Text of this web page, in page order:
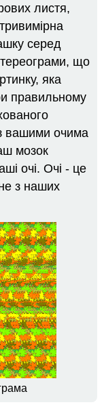
листя,
серед
що
яка
правильному
вашими очима
мозок
очі. Очі - це
з наших